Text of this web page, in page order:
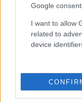
Google
I want to allow
related to
device
πιστοποιεί την
στους
επιλογές τους.
δεν θα είναι
τροποποίηση των